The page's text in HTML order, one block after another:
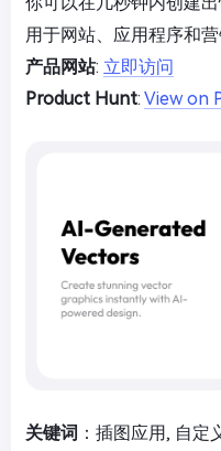
用于网站、应用程序和营
产品网站: 立即访问
Product Hunt: View on
关键词 ：插图应用, 自